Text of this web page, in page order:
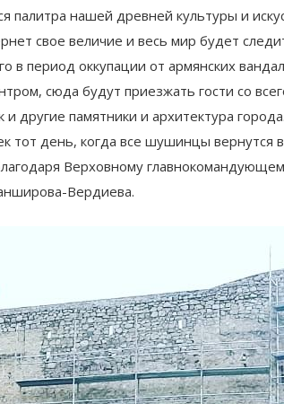
палитра нашей древней культуры и
свое величие и весь мир будет
период оккупации от армянских
сюда будут приезжать гости со
другие памятники и архитектура
тот день, когда все шушинцы
Верховному
Вердиева.